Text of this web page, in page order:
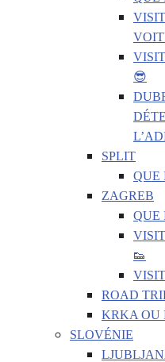
😎
SPLIT
QUE
ZAGREB
QUE
👟
ROAD
KRKA OU
SLOVÉNIE